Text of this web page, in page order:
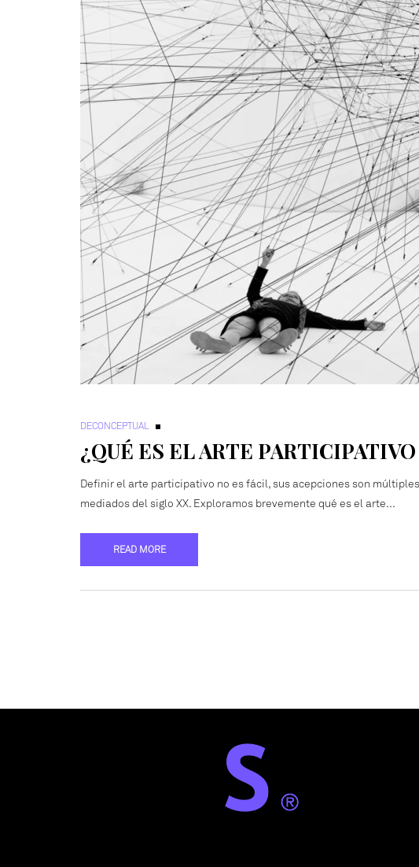
DECONCEPTUAL
¿QUÉ ES EL ARTE
Definir el arte participativo no es fácil, sus acepciones son
mediados del siglo XX. Exploramos brevemente qué es el arte…
READ MORE